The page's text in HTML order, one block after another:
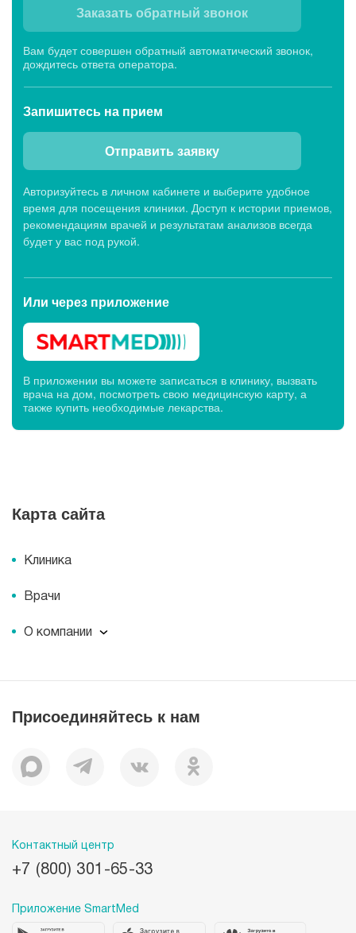
Заказать обратный звонок
Вам будет совершен обратный автоматический звонок,
дождитесь ответа оператора.
Запишитесь на прием
Отправить заявку
Авторизуйтесь в личном кабинете и выберите удобное
время для посещения клиники. Доступ к истории приемов,
рекомендациям врачей и результатам анализов всегда
будет у вас под рукой.
Или через приложение
В приложении вы можете записаться в клинику, вызвать
врача на дом, посмотреть свою медицинскую карту, а
также купить необходимые лекарства.
Карта сайта
Клиника
Врачи
О компании
Миссия
Корпоративная социальная ответственность
Вакансии
Присоединяйтесь к нам
Контактный центр
+7 (800) 301-65-33
Приложение SmartMed